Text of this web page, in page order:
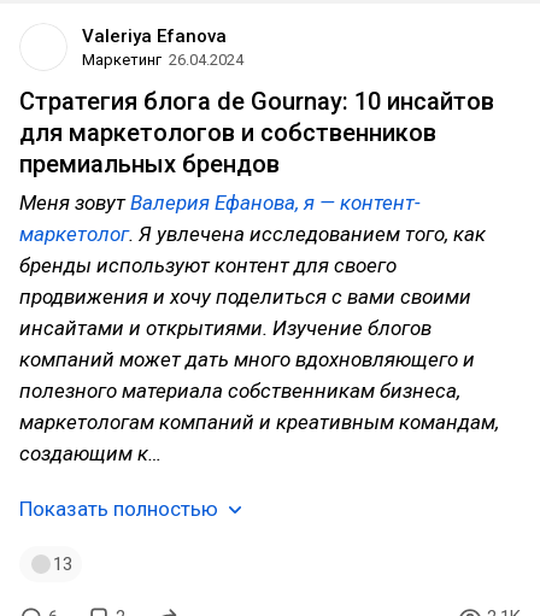
Valeriya Efanova
Маркетинг 26.04.2024
Стратегия блога de Gournay: 10 инсайтов
для маркетологов и собственников
премиальных брендов
Меня зовутВалерия Ефанова, я — контент-
маркетолог. Я увлечена исследованием того, как
бренды используют контент для своего
продвижения и хочу поделиться с вами своими
инсайтами и открытиями. Изучение блогов
компаний может дать много вдохновляющего и
полезного материала собственникам бизнеса,
маркетологам компаний и креативным командам,
создающим к…
Показать полностью
13